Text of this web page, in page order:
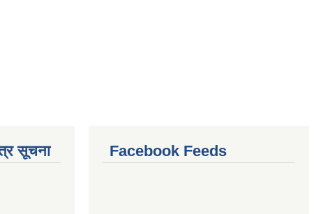
सूचना Facebook Feeds